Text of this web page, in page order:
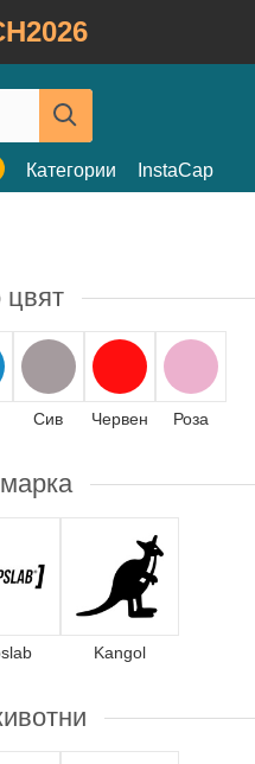
Категории InstaCap
цвят
Сив Червен Роза
Kangol